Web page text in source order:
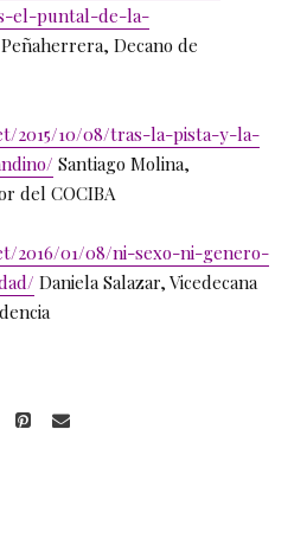
el-puntal-de-la-
Decano de
2015/10/08/tras-la-pista-y-la-
Santiago Molina,
del COCIBA
2016/01/08/ni-sexo-ni-genero-
Daniela Salazar, Vicedecana